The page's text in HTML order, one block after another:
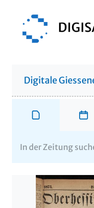
Digitale